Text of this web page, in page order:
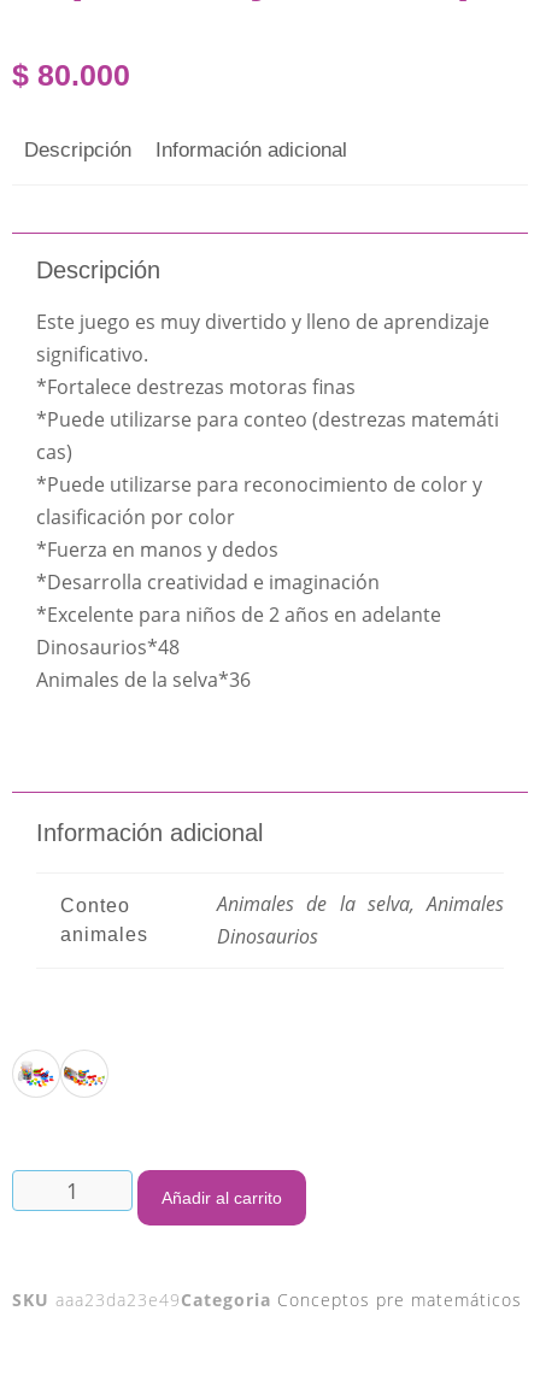
$ 80.000
Descripción Información adicional
Descripción
Este juego es muy divertido y lleno de aprendizaje
significativo.
*Fortalece destrezas motoras finas
*Puede utilizarse para conteo (destrezas matemáti
cas)
*Puede utilizarse para reconocimiento de color y
clasificación por color
*Fuerza en manos y dedos
*Desarrolla creatividad e imaginación
*Excelente para niños de 2 años en adelante
Dinosaurios*48
Animales de la selva*36
Información adicional
Conteo
animales
Animales de la selva,Animales
Dinosaurios
Añadir al carrito
SKU aaa23da23e49Categoria Conceptos pre matemáticos